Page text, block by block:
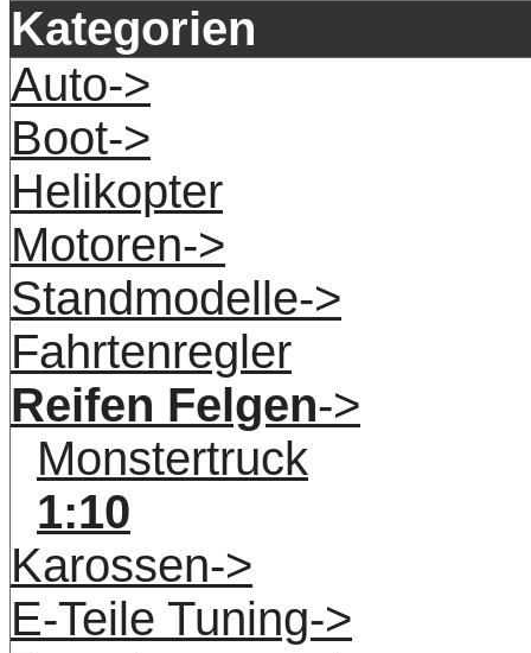
Kategorien
Auto->
Boot->
Helikopter
Motoren->
Standmodelle->
Fahrtenregler
Reifen Felgen->
Monstertruck
1:10
Karossen->
E-Teile Tuning->